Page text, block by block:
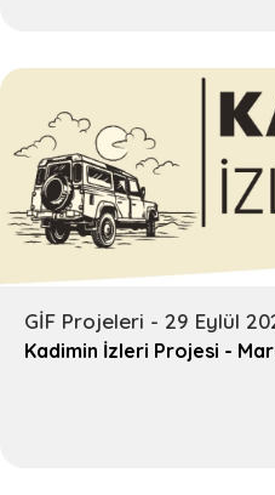
GİF Projeleri - 29 Eylül
Kadimin İzleri Projesi -